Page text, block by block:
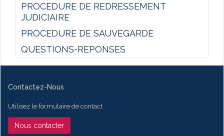
PROCEDURE DE REDRESSEMENT
JUDICIAIRE
PROCEDURE DE SAUVEGARDE
QUESTIONS-REPONSES
Contactez-Nous
Utilisez le formulaire de contact
Nous contacter